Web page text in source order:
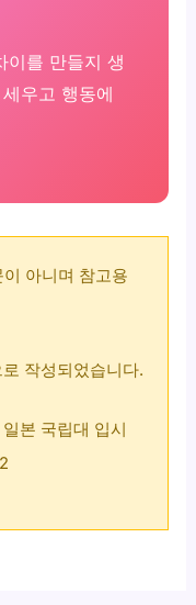
이를 만들지 생
우고 행동에
아니며 참고용
작성되었습니다.
본 국립대 입시